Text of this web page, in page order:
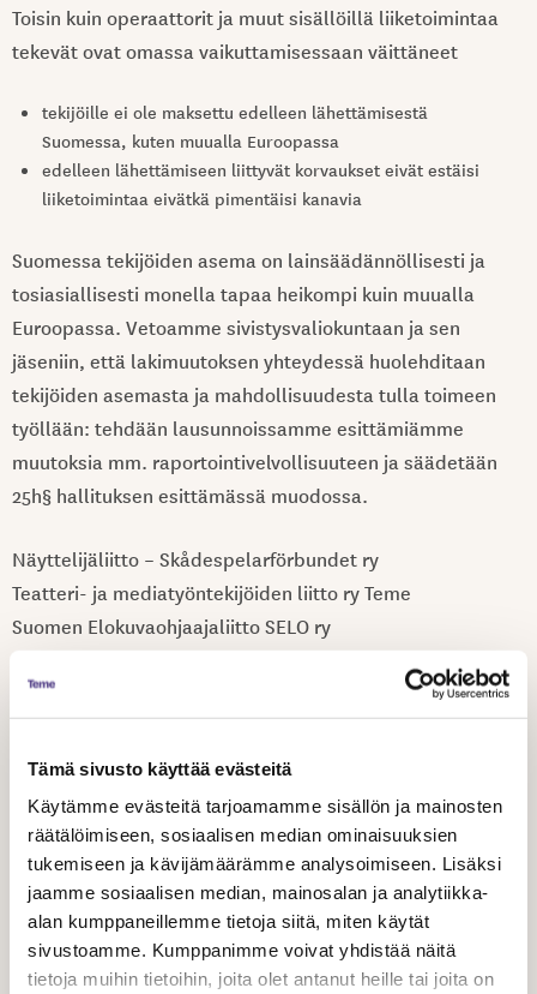
Tämä sivusto käyttää evästeitä
Käytämme evästeitä tarjoamamme sisällön ja mainosten
räätälöimiseen, sosiaalisen median ominaisuuksien
tukemiseen ja kävijämäärämme analysoimiseen. Lisäksi
jaamme sosiaalisen median, mainosalan ja analytiikka-
alan kumppaneillemme tietoja siitä, miten käytät
sivustoamme. Kumppanimme voivat yhdistää näitä
tietoja muihin tietoihin, joita olet antanut heille tai joita on
Toisin kuin operaattorit ja muut sisällöillä liiketoimintaa
tekevät ovat omassa vaikuttamisessaan väittäneet
tekijöille ei ole maksettu edelleen lähettämisestä
Suomessa, kuten muualla Euroopassa
edelleen lähettämiseen liittyvät korvaukset eivät estäisi
liiketoimintaa eivätkä pimentäisi kanavia
Suomessa tekijöiden asema on lainsäädännöllisesti ja
tosiasiallisesti monella tapaa heikompi kuin muualla
Euroopassa. Vetoamme sivistysvaliokuntaan ja sen
jäseniin, että lakimuutoksen yhteydessä huolehditaan
tekijöiden asemasta ja mahdollisuudesta tulla toimeen
työllään: tehdään lausunnoissamme esittämiämme
muutoksia mm. raportointivelvollisuuteen ja säädetään
25h§ hallituksen esittämässä muodossa.
Näyttelijäliitto – Skådespelarförbundet ry
Teatteri- ja mediatyöntekijöiden liitto ry Teme
Suomen Elokuvaohjaajaliitto SELO ry
Suomen Näytelmä- ja Käsikirjoittajat Sunklo ry
Audiovisuaalisen alan tekijät Avate
Jaa artikkeli
Aiheeseen liittyvät artikkelit